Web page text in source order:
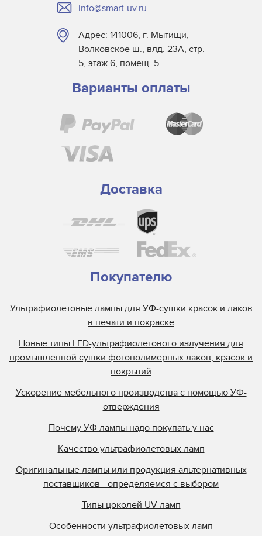
Проекционные
E14 светодиодная
E27 светодиодная
G13
GU10
Медицинские
Специальные лампы для бытовых приборов
Медицинские лампы
Стоматологические лампы
Студийные лампы для сферы развлечений
Узкоспециализированные
info@smart-uv.ru
Адрес: 141006, г. Мытищи,
Волковское ш., влд. 23А, стр.
5, этаж 6, помещ. 5
Варианты оплаты
Доставка
Покупателю
Ультрафиолетовые лампы для УФ-сушки красок и лаков
в печати и покраске
Новые типы LED-ультрафиолетового излучения для
промышленной сушки фотополимерных лаков, красок и
покрытий
Ускорение мебельного производства с помощью УФ-
отверждения
Почему УФ лампы надо покупать у нас
Качество ультрафиолетовых ламп
Оригинальные лампы или продукция альтернативных
поставщиков - определяемся с выбором
Типы цоколей UV-ламп
Особенности ультрафиолетовых ламп